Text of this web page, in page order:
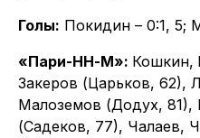
Голы: Покидин – 0:1, 5;
«Пари-НН-М»: Кошкин,
Закеров (Царьков, 62),
Малоземов (Додух,
(Садеков, 77), Чалаев,